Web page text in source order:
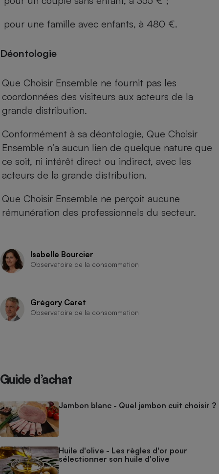
pour une famille avec enfants, à 480 €.
Déontologie
Que Choisir Ensemble ne fournit pas les
coordonnées des visiteurs aux acteurs de la
grande distribution.
Conformément à sa déontologie, Que Choisir
Ensemble n’a aucun lien de quelque nature que
ce soit, ni intérêt direct ou indirect, avec les
acteurs de la grande distribution.
Que Choisir Ensemble ne perçoit aucune
rémunération des professionnels du secteur.
Isabelle Bourcier
Observatoire de la consommation
Grégory Caret
Observatoire de la consommation
Guide d’achat
Jambon blanc - Quel jambon cuit choisir ?
Huile d'olive - Les règles d'or pour
sélectionner son huile d'olive